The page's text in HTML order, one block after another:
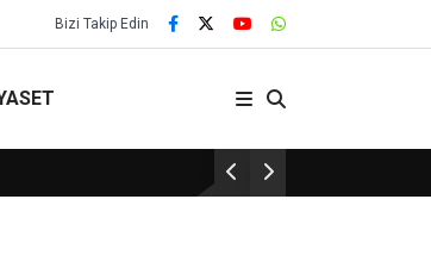
Bizi Takip Edin
29 Yıllık Gelenek Sürüyor!